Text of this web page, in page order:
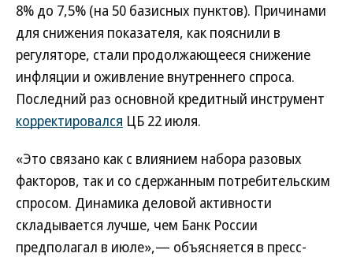
8% до 7,5% (на 50 базисных пунктов). Причинами
для снижения показателя, как пояснили в
регуляторе, стали продолжающееся снижение
инфляции и оживление внутреннего спроса.
Последний раз основной кредитный инструмент
корректировался ЦБ 22 июля.
«Это связано как с влиянием набора разовых
факторов, так и со сдержанным потребительским
спросом. Динамика деловой активности
складывается лучше, чем Банк России
предполагал в июле»,— объясняется в пресс-